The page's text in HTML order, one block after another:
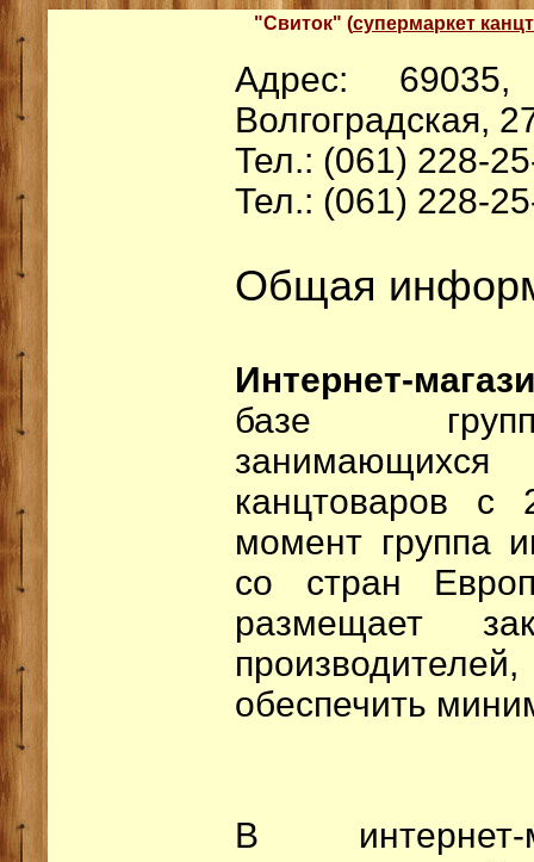
"Свиток" (супермаркет
Адрес:
Волгоградская,
Тел.: (061) 228-
Тел.: (061) 228-
Общая
Интернет-
базе
канцтоваров
момент группа
со стран
размещает
обеспечить
В интернет-